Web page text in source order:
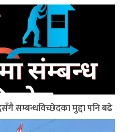
सम्बन्धविच्छेदका मुद्दा पनि बढे